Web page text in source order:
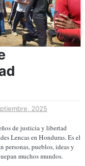
2025
de justicia y libertad
Lencas en Honduras. Es el
personas, pueblos, ideas y
muchos mundos.